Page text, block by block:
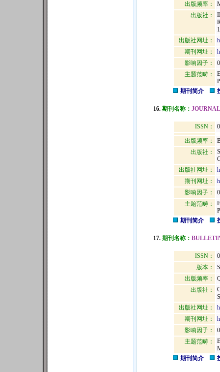
出版频率：
出版社：
出版社网址：
期刊网址：
影响因子：
主题范畴：
期刊简介
16. 期刊名称：
ISSN：
出版频率：
出版社：
出版社网址：
期刊网址：
影响因子：
主题范畴：
期刊简介
17. 期刊名称：
ISSN：
版本：
出版频率：
出版社：
出版社网址：
期刊网址：
影响因子：
主题范畴：
期刊简介